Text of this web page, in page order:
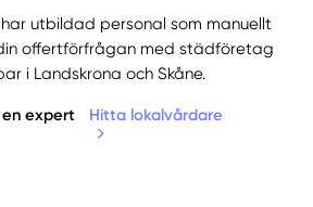
utbildad personal som manuellt
offertförfrågan med städföretag
i Landskrona och Skåne.
expert Hitta lokalvårdare